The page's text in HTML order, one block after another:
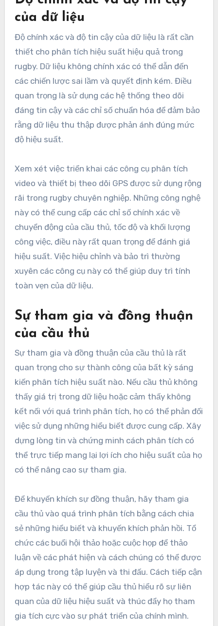
của dữ liệu
Độ chính xác và độ tin cậy của dữ liệu là rất cần
thiết cho phân tích hiệu suất hiệu quả trong
rugby. Dữ liệu không chính xác có thể dẫn đến
các chiến lược sai lầm và quyết định kém. Điều
quan trọng là sử dụng các hệ thống theo dõi
đáng tin cậy và các chỉ số chuẩn hóa để đảm bảo
rằng dữ liệu thu thập được phản ánh đúng mức
độ hiệu suất.
Xem xét việc triển khai các công cụ phân tích
video và thiết bị theo dõi GPS được sử dụng rộng
rãi trong rugby chuyên nghiệp. Những công nghệ
này có thể cung cấp các chỉ số chính xác về
chuyển động của cầu thủ, tốc độ và khối lượng
công việc, điều này rất quan trọng để đánh giá
hiệu suất. Việc hiệu chỉnh và bảo trì thường
xuyên các công cụ này có thể giúp duy trì tính
toàn vẹn của dữ liệu.
Sự tham gia và đồng thuận
của cầu thủ
Sự tham gia và đồng thuận của cầu thủ là rất
quan trọng cho sự thành công của bất kỳ sáng
kiến phân tích hiệu suất nào. Nếu cầu thủ không
thấy giá trị trong dữ liệu hoặc cảm thấy không
kết nối với quá trình phân tích, họ có thể phản đối
việc sử dụng những hiểu biết được cung cấp. Xây
dựng lòng tin và chứng minh cách phân tích có
thể trực tiếp mang lại lợi ích cho hiệu suất của họ
có thể nâng cao sự tham gia.
Để khuyến khích sự đồng thuận, hãy tham gia
cầu thủ vào quá trình phân tích bằng cách chia
sẻ những hiểu biết và khuyến khích phản hồi. Tổ
chức các buổi hội thảo hoặc cuộc họp để thảo
luận về các phát hiện và cách chúng có thể được
áp dụng trong tập luyện và thi đấu. Cách tiếp cận
hợp tác này có thể giúp cầu thủ hiểu rõ sự liên
quan của dữ liệu hiệu suất và thúc đẩy họ tham
gia tích cực vào sự phát triển của chính mình.